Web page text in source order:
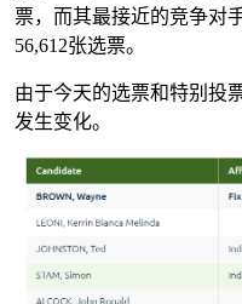
票，而其最接近的竞争对
56,612张选票。
由于今天的选票和特别投
发生变化。